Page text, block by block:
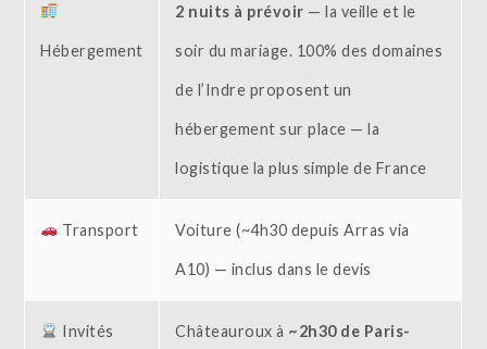
Hébergement
2 nuits à prévoir — la veille et le
soir du mariage. 100% des domaines
de l’Indre proposent un
hébergement sur place — la
logistique la plus simple de France
Transport Voiture (~4h30 depuis Arras via
A10) — inclus dans le devis
Invités Châteauroux à ~2h30 de Paris-